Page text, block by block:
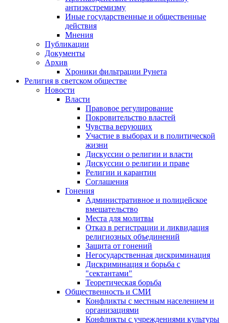
антиэкстремизму
Иные государственные и общественные
действия
Мнения
Публикации
Документы
Архив
Хроники фильтрации Рунета
Религия в светском обществе
Новости
Власти
Правовое регулирование
Покровительство властей
Чувства верующих
Участие в выборах и в политической
жизни
Дискуссии о религии и власти
Дискуссии о религии и праве
Религии и карантин
Соглашения
Гонения
Административное и полицейское
вмешательство
Места для молитвы
Отказ в регистрации и ликвидация
религиозных объединений
Защита от гонений
Негосударственная дискриминация
Дискриминация и борьба с
"сектантами"
Теоретическая борьба
Общественность и СМИ
Конфликты с местным населением и
организациями
Конфликты с учреждениями культуры